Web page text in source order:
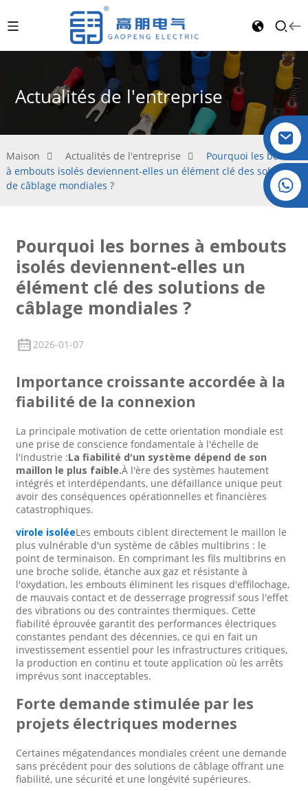
Actualités de l'entreprise
Maison Actualités de l'entreprise
Pourquoi les bornes
à embouts isolés deviennent-elles un élément clé des solutions
de câblage mondiales ?
Pourquoi les bornes à embouts
isolés deviennent-elles un
élément clé des solutions de
câblage mondiales ?
2026-01-07
Importance croissante accordée à la
fiabilité de la connexion
La principale motivation de cette orientation mondiale est
une prise de conscience fondamentale à l'échelle de
l'industrie :La fiabilité d'un système dépend de son
maillon le plus faible.À l'ère des systèmes hautement
intégrés et interdépendants, une défaillance unique peut
avoir des conséquences opérationnelles et financières
catastrophiques.
virole isoléeLes embouts ciblent directement le maillon le
plus vulnérable d'un système de câbles multibrins : le
point de terminaison. En comprimant les fils multibrins en
une broche solide, étanche aux gaz et résistante à
l'oxydation, les embouts éliminent les risques d'effilochage,
de mauvais contact et de desserrage progressif sous l'effet
des vibrations ou des contraintes thermiques. Cette
fiabilité éprouvée garantit des performances électriques
constantes pendant des décennies, ce qui en fait un
investissement essentiel pour les infrastructures critiques,
la production en continu et toute application où les arrêts
imprévus sont inacceptables.
Forte demande stimulée par les
projets électriques modernes
Certaines mégatendances mondiales créent une demande
sans précédent pour des solutions de câblage offrant une
fiabilité, une sécurité et une longévité supérieures.